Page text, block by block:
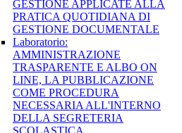
GESTIONE APPLICATE ALLA
PRATICA QUOTIDIANA DI
GESTIONE DOCUMENTALE
Laboratorio:
AMMINISTRAZIONE
TRASPARENTE E ALBO ON
LINE, LA PUBBLICAZIONE
COME PROCEDURA
NECESSARIA ALL'INTERNO
DELLA SEGRETERIA